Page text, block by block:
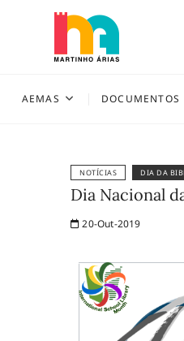
AEMAS DOCUMENTOS
NOTÍCIAS DIA DA
Dia Nacional
20-Out-2019